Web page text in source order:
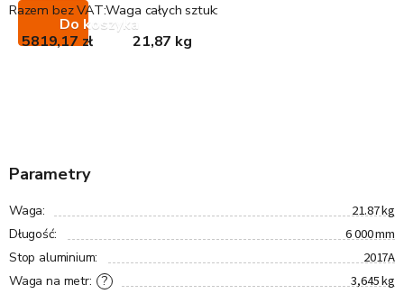
Do koszyka
Waga całych sztuk:
21,87 kg
Razem bez VAT:
5819,17 zł
Parametry
Waga: 21.87 kg
Długość: 6 000 mm
Stop aluminium: 2017A
?
Waga na metr: 3,645 kg